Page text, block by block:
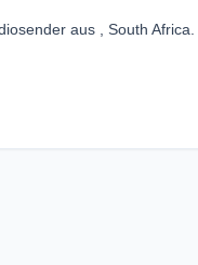
aus , South